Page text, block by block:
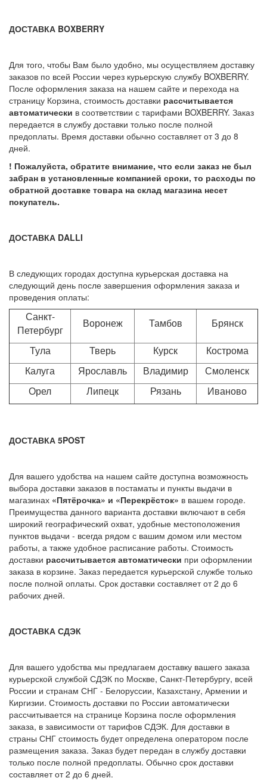
ДОСТАВКА BOXBERRY
Для того, чтобы Вам было удобно, мы осуществляем доставку
заказов по всей России через курьерскую службу BOXBERRY.
После оформления заказа на нашем сайте и перехода на
страницу Корзина, стоимость доставки рассчитывается
автоматически в соответствии с тарифами BOXBERRY. Заказ
передается в службу доставки только после полной
предоплаты. Время доставки обычно составляет от 3 до 8
дней.
! Пожалуйста, обратите внимание, что если заказ не был
забран в установленные компанией сроки, то расходы по
обратной доставке товара на склад магазина несет
покупатель.
ДОСТАВКА DALLI
В следующих городах доступна курьерская доставка на
следующий день после завершения оформления заказа и
проведения оплаты:
Санкт-
Петербург
Воронеж Тамбов
Брянск
Тула
Тверь Курск
Кострома
Калуга
Ярославль Владимир
Смоленск
Орел
Липецк Рязань Иваново
ДОСТАВКА 5POST
Для вашего удобства на нашем сайте доступна возможность
выбора доставки заказов в постаматы и пункты выдачи в
магазинах «Пятёрочка» и «Перекрёсток» в вашем городе.
Преимущества данного варианта доставки включают в себя
широкий географический охват, удобные местоположения
пунктов выдачи - всегда рядом с вашим домом или местом
работы, а также удобное расписание работы. Стоимость
доставки рассчитывается автоматически при оформлении
заказа в корзине. Заказ передается курьерской службе только
после полной оплаты. Срок доставки составляет от 2 до 6
рабочих дней.
ДОСТАВКА СДЭК
Для вашего удобства мы предлагаем доставку вашего заказа
курьерской службой СДЭК по Москве, Санкт-Петербургу, всей
России и странам СНГ - Белоруссии, Казахстану, Армении и
Киргизии. Стоимость доставки по России автоматически
рассчитывается на странице Корзина после оформления
заказа, в зависимости от тарифов СДЭК. Для доставки в
страны СНГ стоимость будет определена оператором после
размещения заказа. Заказ будет передан в службу доставки
только после полной предоплаты. Обычно срок доставки
составляет от 2 до 6 дней.